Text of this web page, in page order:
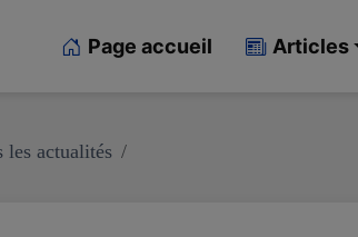
Page accueil Articles
les actualités